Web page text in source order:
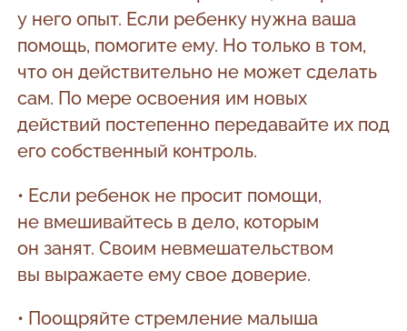
у него опыт. Если ребенку нужна ваша
помощь, помогите ему. Но только в том,
что он действительно не может сделать
сам. По мере освоения им новых
действий постепенно передавайте их под
его собственный контроль.
• Если ребенок не просит помощи,
не вмешивайтесь в дело, которым
он занят. Своим невмешательством
вы выражаете ему свое доверие.
• Поощряйте стремление малыша